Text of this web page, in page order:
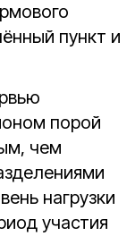
пункт и
порой
чем
нагрузки
участия